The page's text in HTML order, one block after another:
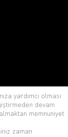
yardımcı olması
devam
memnuniyet
zaman